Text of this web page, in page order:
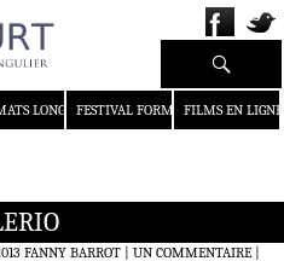
LONGS FESTIVAL FORMAT COURT
FILMS EN LIGNE
Recherche
FANNY BARROT UN COMMENTAIRE|